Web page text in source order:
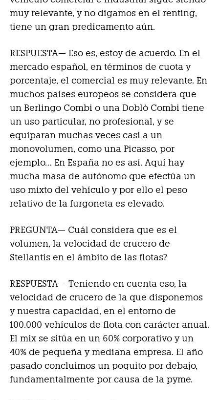
muy relevante, y no digamos en el renting,
tiene un gran predicamento aún.
RESPUESTA— Eso es, estoy de acuerdo. En el
mercado español, en términos de cuota y
porcentaje, el comercial es muy relevante. En
muchos países europeos se considera que
un Berlingo Combi o una Doblò Combi tiene
un uso particular, no profesional, y se
equiparan muchas veces casi a un
monovolumen, como una Picasso, por
ejemplo… En España no es así. Aquí hay
mucha masa de autónomo que efectúa un
uso mixto del vehículo y por ello el peso
relativo de la furgoneta es elevado.
PREGUNTA— Cuál considera que es el
volumen, la velocidad de crucero de
Stellantis en el ámbito de las flotas?
RESPUESTA— Teniendo en cuenta eso, la
velocidad de crucero de la que disponemos
y nuestra capacidad, en el entorno de
100.000 vehículos de flota con carácter anual.
El mix se sitúa en un 60% corporativo y un
40% de pequeña y mediana empresa. El año
pasado concluimos un poquito por debajo,
fundamentalmente por causa de la pyme.